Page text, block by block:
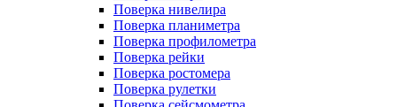
Поверка нивелира
Поверка планиметра
Поверка профилометра
Поверка рейки
Поверка ростомера
Поверка рулетки